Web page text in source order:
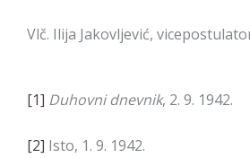
Vlč. Ilija Jakovljević,
[1] Duhovni dnevnik, 2. 9. 1942.
[2] Isto, 1. 9. 1942.